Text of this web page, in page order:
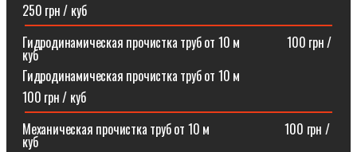
250 грн / куб
Гидродинамическая прочистка труб от 10 м⠀⠀⠀⠀⠀100 грн /
куб
Гидродинамическая прочистка труб от 10 м
100 грн / куб
Механическая прочистка труб от 10 м⠀⠀⠀⠀⠀⠀⠀⠀100 грн /
куб